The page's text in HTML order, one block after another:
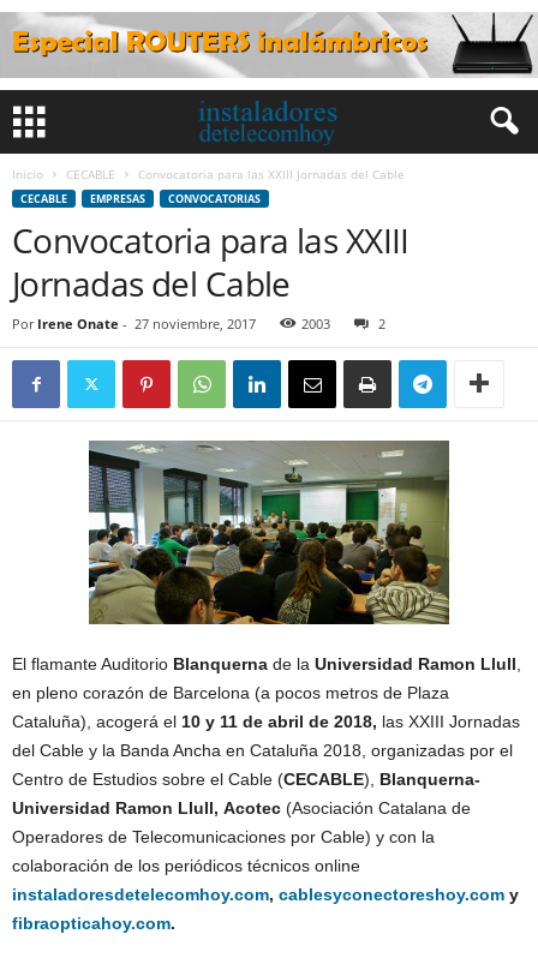
Inicio CECABLE Convocatoria para las XXIII Jornadas del Cable
CECABLE EMPRESAS CONVOCATORIAS
Convocatoria para las XXIII
Jornadas del Cable
Por Irene Onate - 27 noviembre, 2017 2003 2
El flamante Auditorio Blanquerna de la Universidad Ramon Llull
en pleno corazón de Barcelona (a pocos metros de Plaza
Cataluña), acogerá el 10 y 11 de abril de 2018, las XXIII Jornadas
del Cable y la Banda Ancha en Cataluña 2018, organizadas por el
Centro de Estudios sobre el Cable (CECABLE), Blanquerna-
Universidad Ramon Llull, Acotec (Asociación Catalana de
Operadores de Telecomunicaciones por Cable) y con la
colaboración de los periódicos técnicos online
instaladoresdetelecomhoy.com, cablesyconectoreshoy.com y
fibraopticahoy.com.